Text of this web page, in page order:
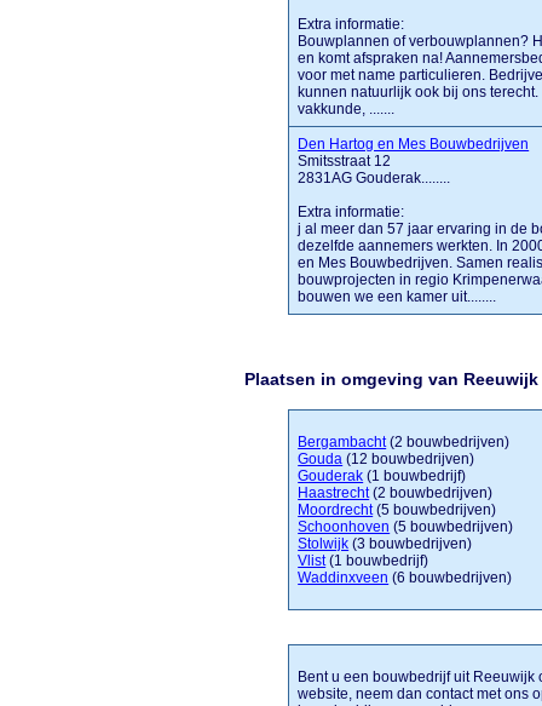
Extra informatie:
Bouwplannen of verbouwplannen?
en komt afspraken na!
voor met name particulieren.
kunnen natuurlijk ook bij ons
vakkunde, .......
Den Hartog en Mes Bouwbedrijven
Smitsstraat 12
2831AG Gouderak........
Extra informatie:
j al meer dan 57 jaar ervaring in de
dezelfde aannemers werkten. In
en Mes Bouwbedrijven. Samen
bouwprojecten in regio
bouwen we een kamer uit........
Plaatsen in omgeving van Reeuwijk
Bergambacht(2 bouwbedrijven)
Gouda (12 bouwbedrijven)
Gouderak (1 bouwbedrijf)
Haastrecht(2 bouwbedrijven)
Moordrecht(5 bouwbedrijven)
Schoonhoven (5 bouwbedrijven)
Stolwijk (3 bouwbedrijven)
Vlist(1 bouwbedrijf)
Waddinxveen (6 bouwbedrijven)
Bent u een bouwbedrijf uit
website, neem dan contact met ons